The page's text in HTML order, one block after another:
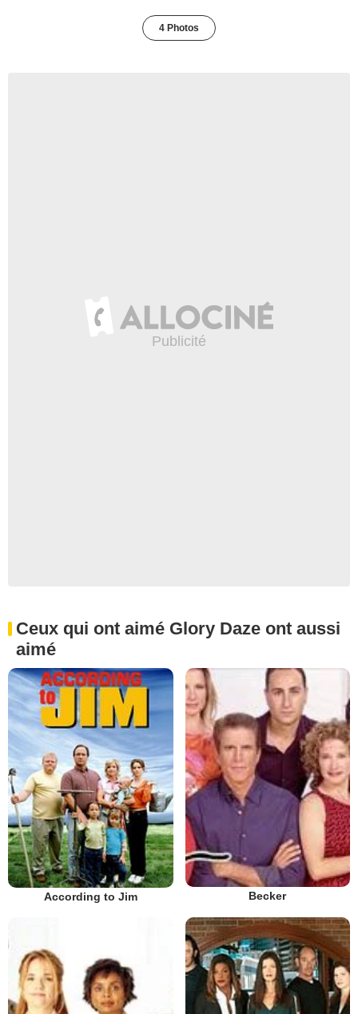
4 Photos
Ceux qui ont aimé Glory Daze ont aussi
aimé
According to Jim Becker